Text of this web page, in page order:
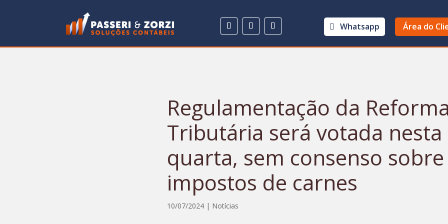
Whatsapp Área do
Regulamentação da Reforma
Tributária será votada nesta
quarta, sem consenso sobre
impostos de carnes
10/07/2024 | Notícias